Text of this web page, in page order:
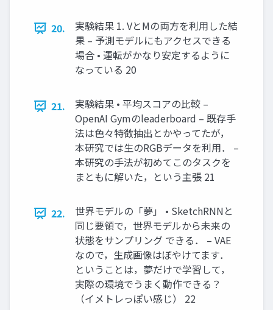
20.
実験結果 1. VとMの両方を利用した結
果 – 予測モデルにもアクセスできる
場合 • 運転がかなり安定するように
なっている 20
21.
実験結果 • 平均スコアの比較 –
OpenAI Gymのleaderboard – 既存手
法は色々特徴抽出とかやってたが，
本研究では生のRGBデータを利用． –
本研究の手法が初めてこのタスクを
まともに解いた，という主張 21
22.
世界モデルの「夢」 • SketchRNNと
同じ要領で，世界モデルから未来の
状態をサンプリング できる． – VAE
なので，生成画像はぼやけてます．
ということは，夢だけで学習して，
実際の環境でうまく動作できる？
（イメトレっぽい感じ） 22